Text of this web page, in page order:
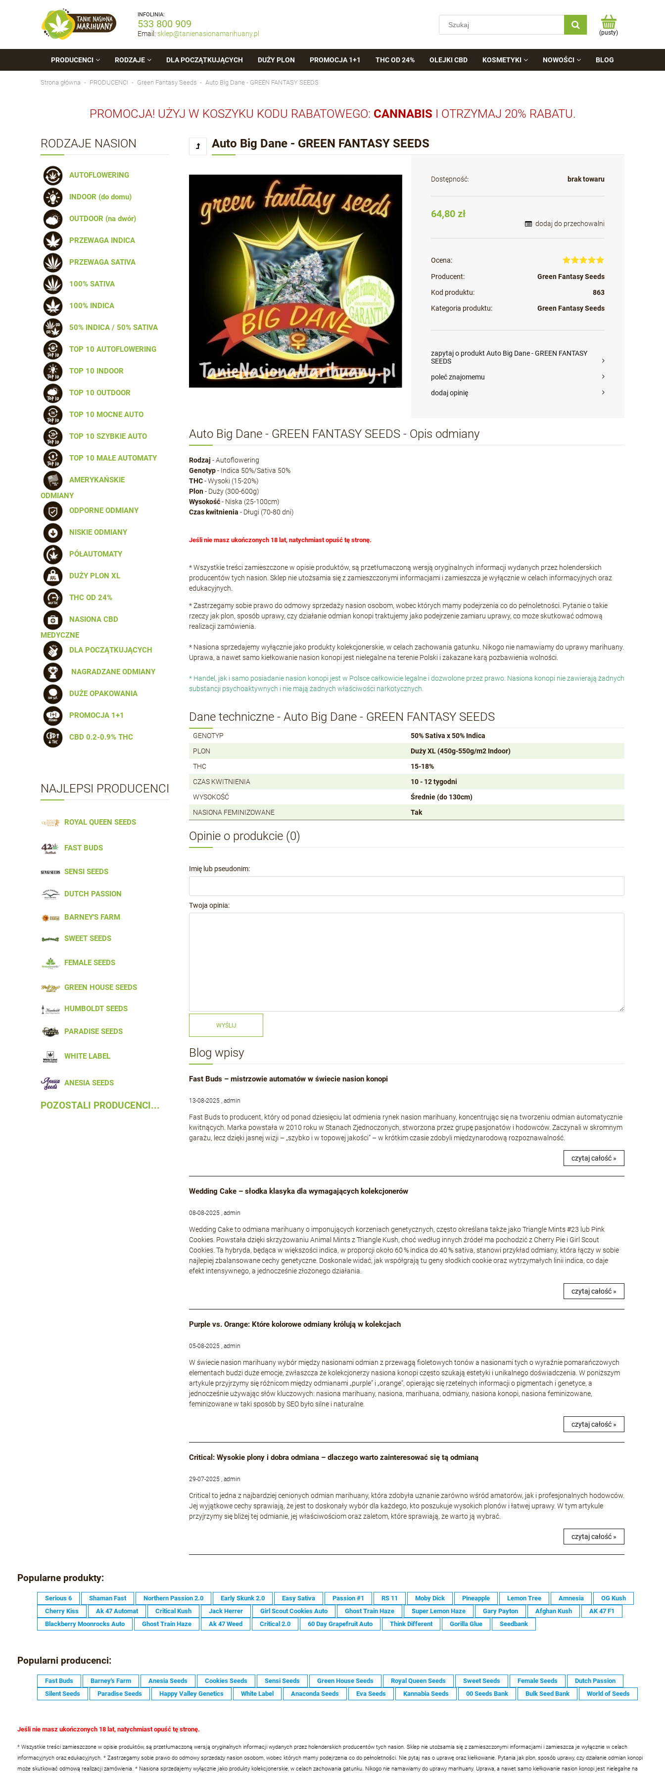
INFOLINIA:
533 800 909
Email: sklep@tanienasionamarihuany.pl (pusty)
PRODUCENCI RODZAJE DLA POCZĄTKUJĄCYCH DUŻY PLON PROMOCJA 1+1 THC OD 24% OLEJKI CBD KOSMETYKI NOWOŚCI BLOG
Strona główna PRODUCENCI Green Fantasy Seeds Auto Big Dane - GREEN FANTASY SEEDS
PROMOCJA! UŻYJ W KOSZYKU KODU RABATOWEGO: CANNABIS I OTRZYMAJ 20% RABATU.
RODZAJE NASION
AUTOFLOWERING
INDOOR (do domu)
OUTDOOR (na dwór)
PRZEWAGA INDICA
PRZEWAGA SATIVA
100% SATIVA
100% INDICA
50% INDICA / 50% SATIVA
TOP 10 AUTOFLOWERING
TOP 10 INDOOR
TOP 10 OUTDOOR
TOP 10 MOCNE AUTO
TOP 10 SZYBKIE AUTO
TOP 10 MAŁE AUTOMATY
AMERYKAŃSKIE
ODMIANY
ODPORNE ODMIANY
NISKIE ODMIANY
PÓŁAUTOMATY
DUŻY PLON XL
THC OD 24%
NASIONA CBD
MEDYCZNE
DLA POCZĄTKUJĄCYCH
NAGRADZANE ODMIANY
DUŻE OPAKOWANIA
PROMOCJA 1+1
CBD 0.2-0.9% THC
NAJLEPSI PRODUCENCI
ROYAL QUEEN SEEDS
FAST BUDS
SENSI SEEDS
DUTCH PASSION
BARNEY'S FARM
SWEET SEEDS
FEMALE SEEDS
GREEN HOUSE SEEDS
HUMBOLDT SEEDS
PARADISE SEEDS
WHITE LABEL
ANESIA SEEDS
POZOSTALI PRODUCENCI...
Auto Big Dane - GREEN FANTASY SEEDS
Dostępność: brak towaru
64,80 zł
dodaj do przechowalni
Ocena:
Producent:
Green Fantasy Seeds
Kod produktu:
863
Kategoria produktu:
Green Fantasy Seeds
zapytaj o produkt Auto Big Dane - GREEN FANTASY
SEEDS
poleć znajomemu
dodaj opinię
Auto Big Dane - GREEN FANTASY SEEDS - Opis odmiany
Rodzaj - Autoflowering
Genotyp- Indica 50%/Sativa 50%
THC- Wysoki (15-20%)
Plon- Duży (300-600g)
Wysokość- Niska (25-100cm)
Czas kwitnienia - Długi (70-80 dni)
Jeśli nie masz ukończonych 18 lat, natychmiast opuść tę stronę.
* Wszystkie treści zamieszczone w opisie produktów, są przetłumaczoną wersją oryginalnych informacji wydanych przez holenderskich
producentów tych nasion. Sklep nie utożsamia się z zamieszczonymi informacjami i zamieszcza je wyłącznie w celach informacyjnych oraz
edukacyjnych.
* Zastrzegamy sobie prawo do odmowy sprzedaży nasion osobom, wobec których mamy podejrzenia co do pełnoletności. Pytanie o takie
rzeczy jak plon, sposób uprawy, czy działanie odmian konopi traktujemy jako podejrzenie zamiaru uprawy, co może skutkować odmową
realizacji zamówienia.
* Nasiona sprzedajemy wyłącznie jako produkty kolekcjonerskie, w celach zachowania gatunku. Nikogo nie namawiamy do uprawy marihuany.
Uprawa, a nawet samo kiełkowanie nasion konopi jest nielegalne na terenie Polski i zakazane karą pozbawienia wolności.
* Handel, jak i samo posiadanie nasion konopi jest w Polsce całkowicie legalne i dozwolone przez prawo. Nasiona konopi nie zawierają żadnych
substancji psychoaktywnych i nie mają żadnych właściwości narkotycznych.
Dane techniczne - Auto Big Dane - GREEN FANTASY SEEDS
GENOTYP
50% Sativa x 50% Indica
PLON
Duży XL (450g-550g/m2 Indoor)
THC
15-18%
CZAS KWITNIENIA
10 - 12 tygodni
WYSOKOŚĆ
Średnie (do 130cm)
NASIONA FEMINIZOWANE
Tak
Opinie o produkcie (0)
Imię lub pseudonim:
Twoja opinia:
WYŚLIJ
Blog wpisy
Fast Buds – mistrzowie automatów w świecie nasion konopi
13-08-2025 , admin
Fast Buds to producent, który od ponad dziesięciu lat odmienia rynek nasion marihuany, koncentrując się na tworzeniu odmian automatycznie
kwitnących. Marka powstała w 2010 roku w Stanach Zjednoczonych, stworzona przez grupę pasjonatów i hodowców. Zaczynali w skromnym
garażu, lecz dzięki jasnej wizji – „szybko i w topowej jakości” – w krótkim czasie zdobyli międzynarodową rozpoznawalność.
czytaj całość »
Wedding Cake – słodka klasyka dla wymagających kolekcjonerów
08-08-2025 , admin
Wedding Cake to odmiana marihuany o imponujących korzeniach genetycznych, często określana także jako Triangle Mints #23 lub Pink
Cookies. Powstała dzięki skrzyżowaniu Animal Mints z Triangle Kush, choć według innych źródeł ma pochodzić z Cherry Pie i Girl Scout
Cookies. Ta hybryda, będąca w większości indica, w proporcji około 60 % indica do 40 % sativa, stanowi przykład odmiany, która łączy w sobie
najlepiej zbalansowane cechy genetyczne. Doskonale widać, jak współgrają tu geny słodkich cookie oraz wytrzymałych linii indica, co daje
efekt intensywnego, a jednocześnie złożonego działania.
czytaj całość »
Purple vs. Orange: Które kolorowe odmiany królują w kolekcjach
05-08-2025 , admin
W świecie nasion marihuany wybór między nasionami odmian z przewagą fioletowych tonów a nasionami tych o wyraźnie pomarańczowych
elementach budzi duże emocje, zwłaszcza że kolekcjonerzy nasiona konopi często szukają estetyki i unikalnego doświadczenia. W poniższym
artykule przyjrzymy się różnicom między odmianami „purple” i „orange”, opierając się rzetelnych informacji o pigmentach i genetyce, a
jednocześnie używając słów kluczowych: nasiona marihuany, nasiona, marihuana, odmiany, nasiona konopi, nasiona feminizowane,
feminizowane w taki sposób by SEO było silne i naturalne.
czytaj całość »
Critical: Wysokie plony i dobra odmiana – dlaczego warto zainteresować się tą odmianą
29-07-2025 , admin
Critical to jedna z najbardziej cenionych odmian marihuany, która zdobyła uznanie zarówno wśród amatorów, jak i profesjonalnych hodowców.
Jej wyjątkowe cechy sprawiają, że jest to doskonały wybór dla każdego, kto poszukuje wysokich plonów i łatwej uprawy. W tym artykule
przyjrzymy się bliżej tej odmianie, jej właściwościom oraz zaletom, które sprawiają, że warto ją wybrać.
czytaj całość »
Popularne produkty:
Serious 6 Shaman Fast Northern Passion 2.0 Early Skunk 2.0 Easy Sativa Passion #1 RS 11 Moby Dick Pineapple Lemon Tree Amnesia
OG Kush
Cherry Kiss
Ak 47 Automat Critical Kush Jack Herrer Girl Scout Cookies Auto Ghost Train Haze Super Lemon Haze Gary Payton Afghan Kush
AK 47 F1
Blackberry Moonrocks Auto
Ghost Train Haze Ak 47 Weed Critical 2.0 60 Day Grapefruit Auto Think Different Gorilla Glue Seedbank
Popularni producenci:
Fast Buds Barney's Farm Anesia Seeds Cookies Seeds Sensi Seeds Green House Seeds Royal Queen Seeds Sweet Seeds Female Seeds
Dutch Passion
Silent Seeds
Paradise Seeds Happy Valley Genetics White Label Anaconda Seeds Eva Seeds Kannabia Seeds 00 Seeds Bank Bulk Seed Bank World of Seeds
Jeśli nie masz ukończonych 18 lat, natychmiast opuść tę stronę.
* Wszystkie treści zamieszczone w opisie produktów, są przetłumaczoną wersją oryginalnych informacji wydanych przez holenderskich producentów tych nasion. Sklep nie utożsamia się z zamieszczonymi informacjami i zamieszcza je wyłącznie w celach
informacyjnych oraz edukacyjnych. * Zastrzegamy sobie prawo do odmowy sprzedaży nasion osobom, wobec których mamy podejrzenia co do pełnoletności. Nie pytaj nas o uprawę oraz kiełkowanie. Pytania jak plon, sposób uprawy, czy działanie odmian konopi
może skutkować odmową realizacji zamówienia. * Nasiona sprzedajemy wyłącznie jako produkty kolekcjonerskie, w celach zachowania gatunku. Nikogo nie namawiamy do uprawy marihuany. Uprawa, a nawet samo kiełkowanie nasion konopi jest nielegalne na